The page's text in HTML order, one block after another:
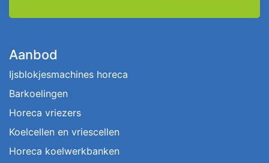
Aanbod
Ijsblokjesmachines horeca
Barkoelingen
Horeca vriezers
Koelcellen en vriescellen
Horeca koelwerkbanken